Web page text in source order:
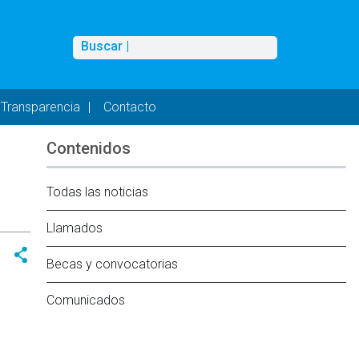
Buscar
Buscar |
Transparencia Contacto
Contenidos
Todas las noticias
Llamados
Becas y convocatorias
Comunicados